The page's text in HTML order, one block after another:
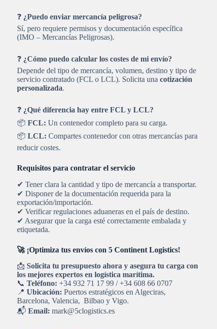
❓ ¿Puedo enviar mercancía peligrosa?
Sí, pero requiere permisos y documentación específica
(IMO – Mercancías Peligrosas).
❓ ¿Cómo puedo calcular los costes de mi envío?
Depende del tipo de mercancía, volumen, destino y tipo de
servicio contratado (FCL o LCL). Solicita una cotización
personalizada.
❓ ¿Qué diferencia hay entre FCL y LCL?
📦 FCL: Un contenedor completo para su carga.
📦 LCL: Compartes contenedor con otras mercancías para
reducir costes.
Requisitos para contratar el servicio
✔ Tener clara la cantidad y tipo de mercancía a transportar.
✔ Disponer de la documentación requerida para la
exportación/importación.
✔ Verificar regulaciones aduaneras en el país de destino.
✔ Asegurar que la carga esté correctamente embalada y
etiquetada.
🚀 ¡Optimiza tus envíos con 5 Continent Logistics!
📩 Solicita tu presupuesto ahora y asegura tu carga con
los mejores expertos en logística marítima.
📞 Teléfono: +34 932 71 17 99 / +34 608 66 0707
📍 Ubicación: Puertos estratégicos en Algeciras,
Barcelona, Valencia, Bilbao y Vigo.
📬 Email: mark@5clogistics.es